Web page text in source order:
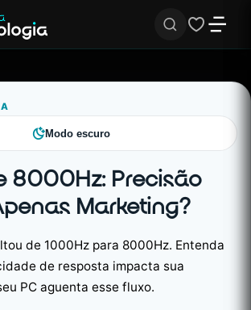
Modo escuro
8000Hz: Precisão
Marketing?
de 1000Hz para 8000Hz. Entenda
de resposta impacta sua
PC aguenta esse fluxo.